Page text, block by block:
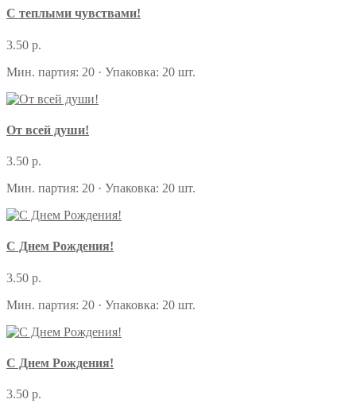
С теплыми чувствами!
3.50 р.
Мин. партия: 20 · Упаковка: 20 шт.
От всей души!
3.50 р.
Мин. партия: 20 · Упаковка: 20 шт.
С Днем Рождения!
3.50 р.
Мин. партия: 20 · Упаковка: 20 шт.
С Днем Рождения!
3.50 р.